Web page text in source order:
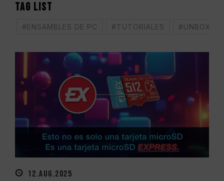
12.AUG.2025
TAG LIST
#ENSAMBLES DE PC #TUTORIALES